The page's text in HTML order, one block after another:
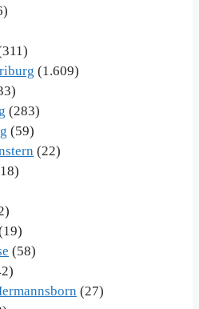
(1.609)
(283)
(59)
(22)
(58)
(27)